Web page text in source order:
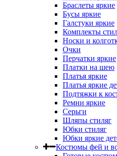
Браслеты яркие
Бусы яркие
Галстуки яркие
Комплекты
Носки и
Очки
Перчатки яркие
Платки на шею
Платья яркие
Платья яркие
Подтяжки к
Ремни яркие
Серьги
Шляпы стиляг
Юбки стиляг
Юбки яркие
Костюмы фей и